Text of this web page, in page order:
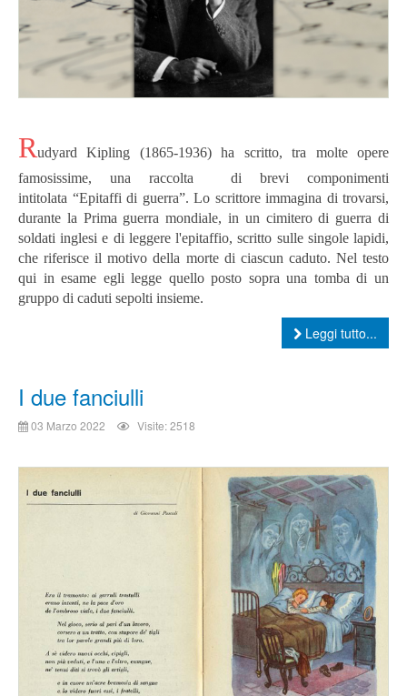
Rudyard Kipling (1865-1936) ha scritto, tra molte opere
famosissime, una raccolta di brevi componimenti
intitolata “Epitaffi di guerra”. Lo scrittore immagina di trovarsi,
durante la Prima guerra mondiale, in un cimitero di guerra di
soldati inglesi e di leggere l'epitaffio, scritto sulle singole lapidi,
che riferisce il motivo della morte di ciascun caduto. Nel testo
qui in esame egli legge quello posto sopra una tomba di un
gruppo di caduti sepolti insieme.
Leggi tutto...
I due fanciulli
03 Marzo 2022 Visite: 2518